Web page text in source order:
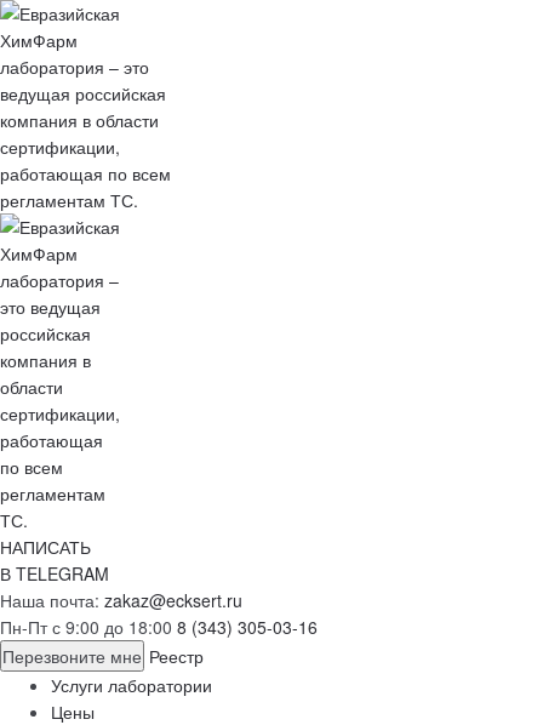
НАПИСАТЬ
В TELEGRAM
Наша почта: zakaz@ecksert.ru
Пн-Пт с 9:00 до 18:00 8 (343) 305-03-16
Перезвоните мне Реестр
Услуги лаборатории
Цены